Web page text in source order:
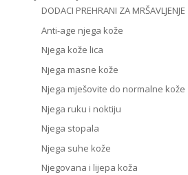
DODACI PREHRANI ZA MRŠAVLJENJE
Anti-age njega kože
Njega kože lica
Njega masne kože
Njega mješovite do normalne kože
Njega ruku i noktiju
Njega stopala
Njega suhe kože
Njegovana i lijepa koža